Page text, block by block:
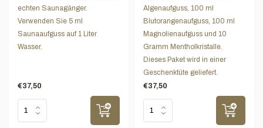
echten Saunagänger.
Verwenden Sie 5 ml
Saunaaufguss auf 1 Liter
Wasser.
€37,50
Algenaufguss, 100 ml
Blutorangenaufguss, 100 ml
Magnolienaufguss und 10
Gramm Mentholkristalle.
Dieses Paket wird in einer
Geschenktüte geliefert.
€37,50